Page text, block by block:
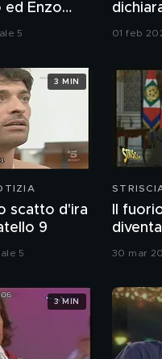
ed Enzo
5 01 feb
scatto d'ira
9
5
3 MIN
Il
30 mar
3 MIN